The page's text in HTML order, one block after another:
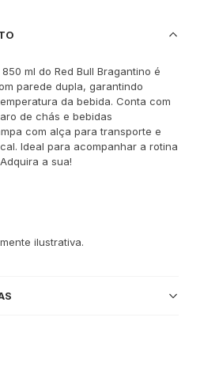
ml do Red Bull Bragantino é
parede dupla, garantindo
da bebida. Conta com
de chás e bebidas
com alça para transporte e
Ideal para acompanhar a rotina
a sua!
ilustrativa.